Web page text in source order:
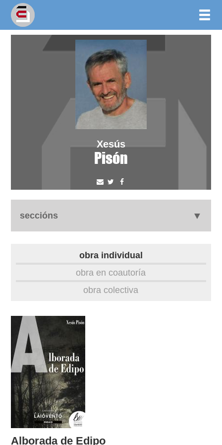
Xesús
Pisón
seccións
videoteca
outros docs
obra individual
obra en coautoría
obra colectiva
Alborada de Edipo